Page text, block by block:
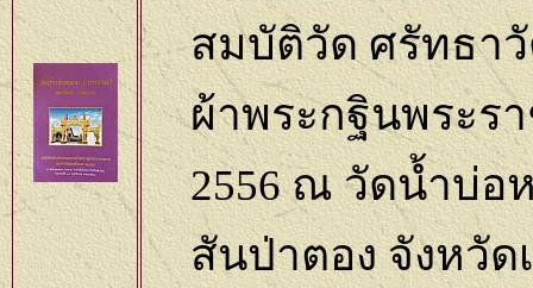
สมบัติวัด ศรัทธา
ผ้าพระกฐินพระร
2556ณ วัดน้ำบ่อห
สันป่าตอง จังหวั